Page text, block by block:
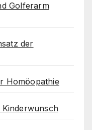
Golferarm
der
Homöopathie